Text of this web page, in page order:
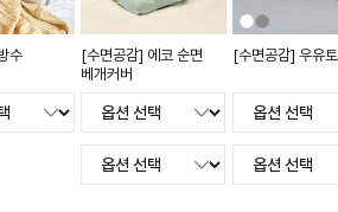
수
[수면공감] 에코 순면
베개커버
[수면공감] 우유